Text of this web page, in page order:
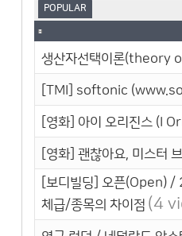
POPULAR
생산자선택이론
[TMI] softonic
[영화] 아이 오리진스 (I
[영화] 괜찮아요, 미스터
[보디빌딩] 오픈(Open)
체급/종목의 차이점 (4